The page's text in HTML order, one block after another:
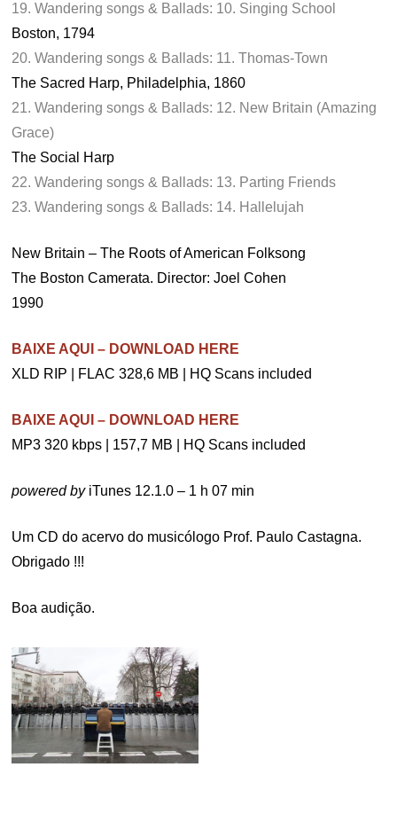
19. Wandering songs & Ballads: 10. Singing School
Boston, 1794
20. Wandering songs & Ballads: 11. Thomas-Town
The Sacred Harp, Philadelphia, 1860
21. Wandering songs & Ballads: 12. New Britain (Amazing
Grace)
The Social Harp
22. Wandering songs & Ballads: 13. Parting Friends
23. Wandering songs & Ballads: 14. Hallelujah
New Britain – The Roots of American Folksong
The Boston Camerata. Director: Joel Cohen
1990
BAIXE AQUI – DOWNLOAD HERE
XLD RIP | FLAC 328,6 MB | HQ Scans included
BAIXE AQUI – DOWNLOAD HERE
MP3 320 kbps | 157,7 MB | HQ Scans included
powered byiTunes 12.1.0 – 1 h 07 min
Um CD do acervo do musicólogo Prof. Paulo Castagna.
Obrigado !!!
Boa audição.